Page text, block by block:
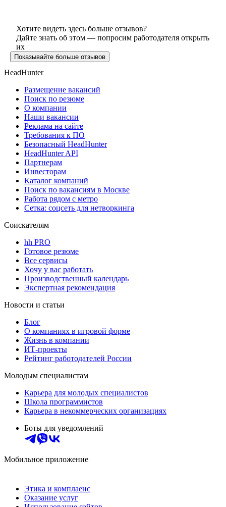
Хотите видеть здесь больше отзывов?
Дайте знать об этом — попросим работодателя открыть
их
Показывайте больше отзывов
HeadHunter
Размещение вакансий
Поиск по резюме
О компании
Наши вакансии
Реклама на сайте
Требования к ПО
Безопасный HeadHunter
HeadHunter API
Партнерам
Инвесторам
Каталог компаний
Поиск по вакансиям в Москве
Работа рядом с метро
Сетка: соцсеть для нетворкинга
Соискателям
hh PRO
Готовое резюме
Все сервисы
Хочу у вас работать
Производственный календарь
Экспертная рекомендация
Новости и статьи
Блог
О компаниях в игровой форме
Жизнь в компании
ИТ-проекты
Рейтинг работодателей России
Молодым специалистам
Карьера для молодых специалистов
Школа программистов
Карьера в некоммерческих организациях
Боты для уведомлений
Мобильное приложение
Этика и комплаенс
Оказание услуг